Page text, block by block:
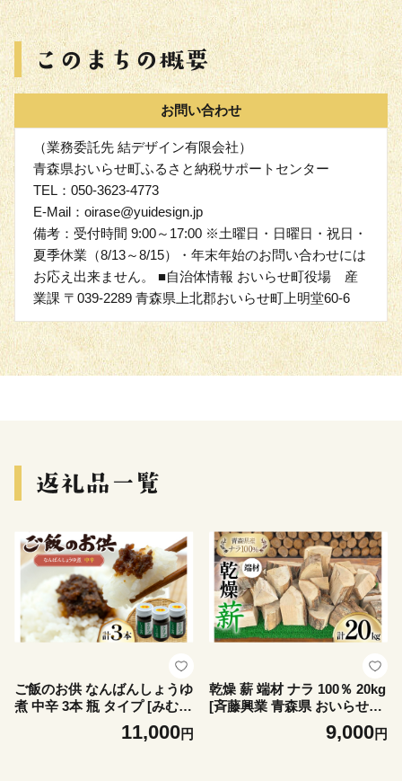
お問い合わせ
（業務委託先 結デザイン有限会社）
青森県おいらせ町ふるさと納税サポートセンター
TEL：050-3623-4773
E-Mail：oirase@yuidesign.jp
備考：受付時間 9:00～17:00 ※土曜日・日曜日・祝日・
夏季休業（8/13～8/15）・年末年始のお問い合わせには
お応え出来ません。 ■自治体情報 おいらせ町役場 産
業課 〒039-2289 青森県上北郡おいらせ町上明堂60-6
ご飯のお供 なんばんしょうゆ
煮 中辛 3本 瓶 タイプ [みむら
加工所 青森県 おいらせ町 oi0
2ayo810003] 唐辛子 ピリ辛
11,000円
乾燥 薪 端材 ナラ 100％ 20kg
[斉藤興業 青森県 おいらせ町
oi02ayo630003] マキ まき 楢
広葉樹 青森県産 薪ストーブ
9,000円